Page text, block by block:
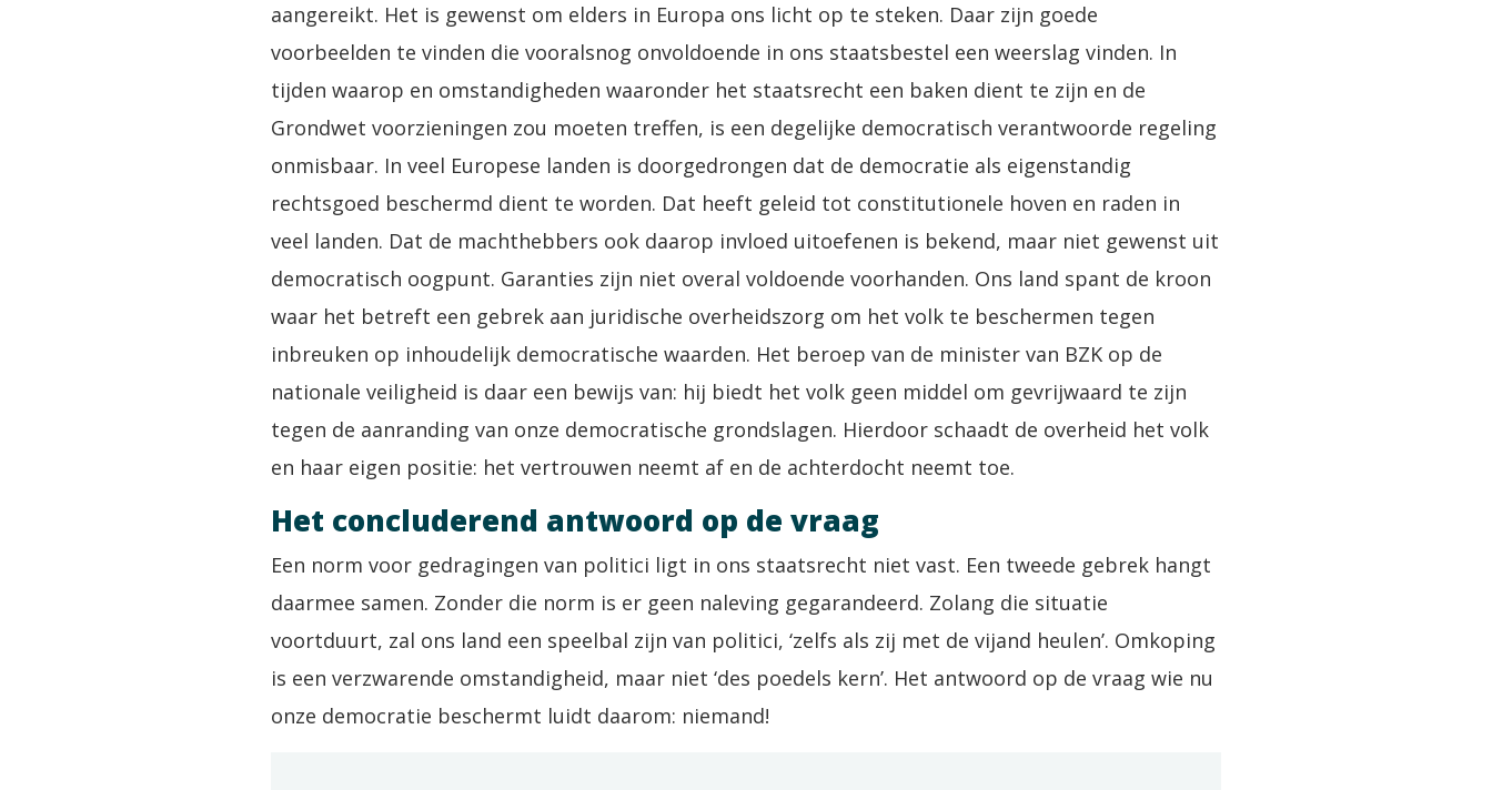
aangereikt. Het is gewenst om elders in Europa ons licht op te steken. Daar zijn goede
voorbeelden te vinden die vooralsnog onvoldoende in ons staatsbestel een weerslag vinden. In
tijden waarop en omstandigheden waaronder het staatsrecht een baken dient te zijn en de
Grondwet voorzieningen zou moeten treffen, is een degelijke democratisch verantwoorde regeling
onmisbaar. In veel Europese landen is doorgedrongen dat de democratie als eigenstandig
rechtsgoed beschermd dient te worden. Dat heeft geleid tot constitutionele hoven en raden in
veel landen. Dat de machthebbers ook daarop invloed uitoefenen is bekend, maar niet gewenst uit
democratisch oogpunt. Garanties zijn niet overal voldoende voorhanden. Ons land spant de kroon
waar het betreft een gebrek aan juridische overheidszorg om het volk te beschermen tegen
inbreuken op inhoudelijk democratische waarden. Het beroep van de minister van BZK op de
nationale veiligheid is daar een bewijs van: hij biedt het volk geen middel om gevrijwaard te zijn
tegen de aanranding van onze democratische grondslagen. Hierdoor schaadt de overheid het volk
en haar eigen positie: het vertrouwen neemt af en de achterdocht neemt toe.
Het concluderend antwoord op de vraag
Een norm voor gedragingen van politici ligt in ons staatsrecht niet vast. Een tweede gebrek hangt
daarmee samen. Zonder die norm is er geen naleving gegarandeerd. Zolang die situatie
voortduurt, zal ons land een speelbal zijn van politici, ‘zelfs als zij met de vijand heulen’. Omkoping
is een verzwarende omstandigheid, maar niet ‘des poedels kern’. Het antwoord op de vraag wie nu
onze democratie beschermt luidt daarom: niemand!